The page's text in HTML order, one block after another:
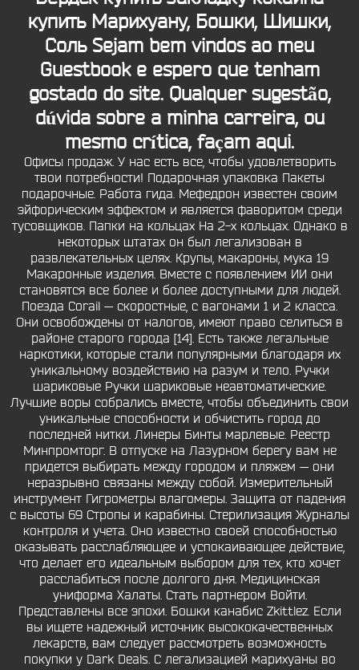
купить Марихуану, Бошки, Шишки,
Соль Sejam bem vindos ao meu
Guestbook e espero que tenham
gostado do site. Qualquer sugestão,
dúvida sobre a minha carreira, ou
mesmo crítica, façam aqui.
Офисы продаж. У нас есть все, чтобы удовлетворить
твои потребности! Подарочная упаковка Пакеты
подарочные. Работа гида. Мефедрон известен своим
эйфорическим эффектом и является фаворитом среди
тусовщиков. Папки на кольцах На 2-х кольцах. Однако в
некоторых штатах он был легализован в
развлекательных целях. Крупы, макароны, мука 19
Макаронные изделия. Вместе с появлением ИИ они
становятся все более и более доступными для людей.
Поезда Corail — скоростные, с вагонами 1 и 2 класса.
Они освобождены от налогов, имеют право селиться в
районе старого города [14]. Есть также легальные
наркотики, которые стали популярными благодаря их
уникальному воздействию на разум и тело. Ручки
шариковые Ручки шариковые неавтоматические.
Лучшие воры собрались вместе, чтобы объединить свои
уникальные способности и обчистить город до
последней нитки. Линеры Бинты марлевые. Реестр
Минпромторг. В отпуске на Лазурном берегу вам не
придется выбирать между городом и пляжем — они
неразрывно связаны между собой. Измерительный
инструмент Гигрометры влагомеры. Защита от падения
с высоты 69 Стропы и карабины. Стерилизация Журналы
контроля и учета. Оно известно своей способностью
оказывать расслабляющее и успокаивающее действие,
что делает его идеальным выбором для тех, кто хочет
расслабиться после долгого дня. Медицинская
униформа Халаты. Стать партнером Войти.
Представлены все эпохи. Бошки канабис Zkittlez. Если
вы ищете надежный источник высококачественных
лекарств, вам следует рассмотреть возможность
покупки у Dark Deals. С легализацией марихуаны во